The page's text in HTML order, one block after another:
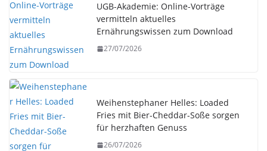
UGB-Akademie: Online-Vorträge
vermitteln aktuelles
Ernährungswissen zum Download
27/07/2026
Weihenstephaner Helles: Loaded
Fries mit Bier-Cheddar-Soße sorgen
für herzhaften Genuss
26/07/2026